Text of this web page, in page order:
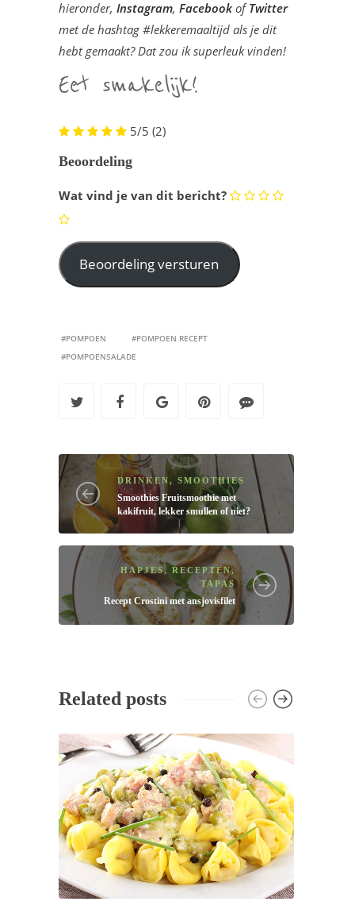
hieronder, Instagram, FacebookofTwitter
met de hashtag #lekkeremaaltijd als je dit
hebt gemaakt? Dat zou ik superleuk vinden!
5/5 (2)
Beoordeling
Wat vind je van dit bericht?
#POMPOEN
#POMPOEN RECEPT
#POMPOENSALADE
DRINKEN,SMOOTHIES
Smoothies Fruitsmoothie met
kakifruit, lekker smullen of niet?
HAPJES, RECEPTEN,
TAPAS
ReceptCros­ti­ni met an­sjo­vis­fi­let
Related posts